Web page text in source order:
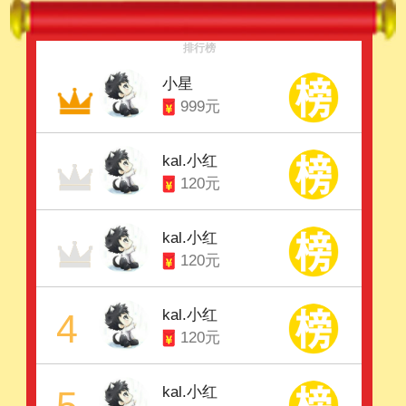
排行榜
小星
999元
kal.小红
120元
kal.小红
120元
4
kal.小红
120元
kal.小红